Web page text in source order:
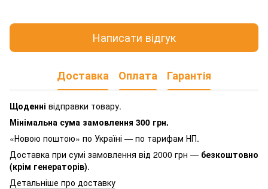
Написати відгук
Доставка Оплата Гарантія
Щоденні відправки товару.
Мінімальна сума замовлення 300 грн.
«Новою поштою» по Україні — по тарифам НП.
Доставка при сумі замовлення від 2000 грн — безкоштовно
(крім генераторів).
Детальніше про доставку